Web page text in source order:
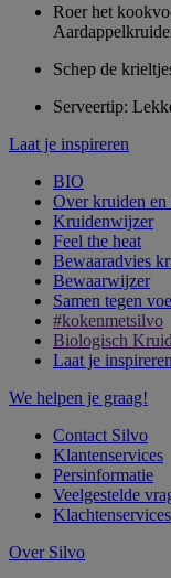
Roer het
Schep de
Serveertip:
Laat je inspireren
BIO
Over kruiden en
Kruidenwijzer
Feel the heat
Bewaaradvies
Bewaarwijzer
Samen tegen
#kokenmetsilvo
Biologisch
Laat je inspireren
We helpen je graag!
Contact Silvo
Klantenservices
Persinformatie
Veelgestelde
Klachtenservices
Over Silvo